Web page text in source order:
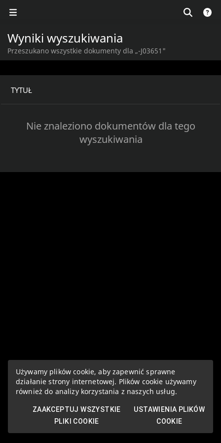
Używamy plików cookie, aby zapewnić sprawne
działanie strony internetowej. Plików cookie używamy
również do analizy korzystania z naszych usług.
ZAAKCEPTUJ WSZYSTKIE
PLIKI COOKIE
USTAWIENIA PLIKÓW
COOKIE
Wyniki wyszukiwania
Przeszukano wszystkie dokumenty dla „-J03651"
TYTUŁ
Nie znaleziono dokumentów dla tego
wyszukiwania